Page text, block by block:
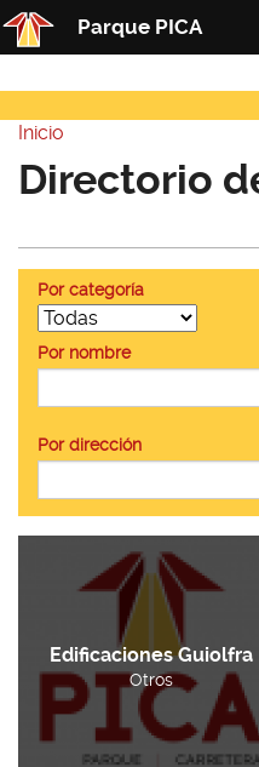
Pasar al contenido principal
Parque PICA
PICA
Actualidad
Contacto
Redes
Usted está aquí
Inicio
Directorio
Por categoría
Por nombre
Por dirección
Edificaciones Guiolfra
Otros